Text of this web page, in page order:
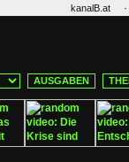
kanalB.at ·
AUSGABEN